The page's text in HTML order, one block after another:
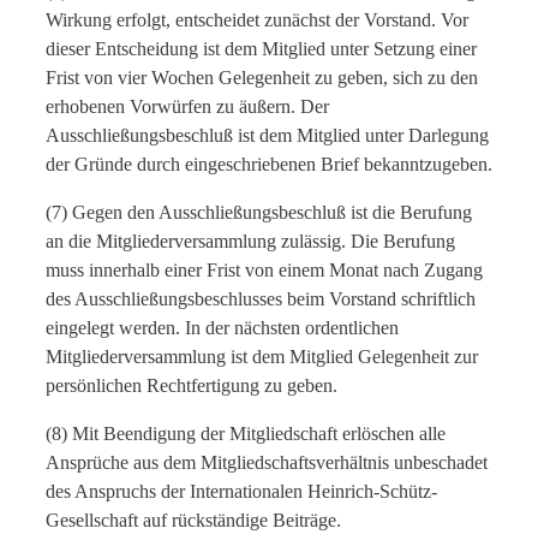
Wirkung erfolgt, entscheidet zunächst der Vorstand. Vor
dieser Entscheidung ist dem Mitglied unter Setzung einer
Frist von vier Wochen Gelegenheit zu geben, sich zu den
erhobenen Vorwürfen zu äußern. Der
Ausschließungsbeschluß ist dem Mitglied unter Darlegung
der Gründe durch eingeschriebenen Brief bekanntzugeben.
(7) Gegen den Ausschließungsbeschluß ist die Berufung
an die Mitgliederversammlung zulässig. Die Berufung
muss innerhalb einer Frist von einem Monat nach Zugang
des Ausschließungsbeschlusses beim Vorstand schriftlich
eingelegt werden. In der nächsten ordentlichen
Mitgliederversammlung ist dem Mitglied Gelegenheit zur
persönlichen Rechtfertigung zu geben.
(8) Mit Beendigung der Mitgliedschaft erlöschen alle
Ansprüche aus dem Mitgliedschaftsverhältnis unbeschadet
des Anspruchs der Internationalen Heinrich-Schütz-
Gesellschaft auf rückständige Beiträge.